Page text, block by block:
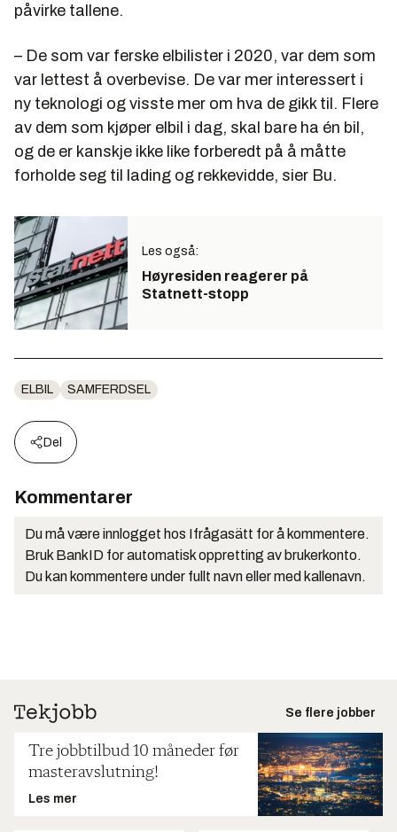
påvirke tallene.
– De som var ferske elbilister i 2020, var dem som
var lettest å overbevise. De var mer interessert i
ny teknologi og visste mer om hva de gikk til. Flere
av dem som kjøper elbil i dag, skal bare ha én bil,
og de er kanskje ikke like forberedt på å måtte
forholde seg til lading og rekkevidde, sier Bu.
Les også:
Høyresiden reagerer på
Statnett-stopp
ELBIL SAMFERDSEL
Del
Kommentarer
Du må være innlogget hos Ifrågasätt for å kommentere.
Bruk BankID for automatisk oppretting av brukerkonto.
Du kan kommentere under fullt navn eller med kallenavn.
Se flere jobber
Tre jobbtilbud 10 måneder før
masteravslutning!
Les mer